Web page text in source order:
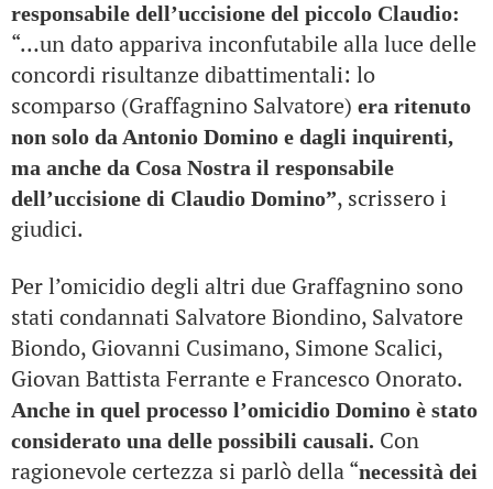
responsabile dell’uccisione del piccolo Claudio:
“…un dato appariva inconfutabile alla luce delle
concordi risultanze dibattimentali: lo
scomparso (Graffagnino Salvatore) era ritenuto
non solo da Antonio Domino e dagli inquirenti,
ma anche da Cosa Nostra il responsabile
dell’uccisione di Claudio Domino”, scrissero i
giudici.
Per l’omicidio degli altri due Graffagnino sono
stati condannati Salvatore Biondino, Salvatore
Biondo, Giovanni Cusimano, Simone Scalici,
Giovan Battista Ferrante e Francesco Onorato.
Anche in quel processo l’omicidio Domino è stato
considerato una delle possibili causali. Con
ragionevole certezza si parlò della “necessità dei